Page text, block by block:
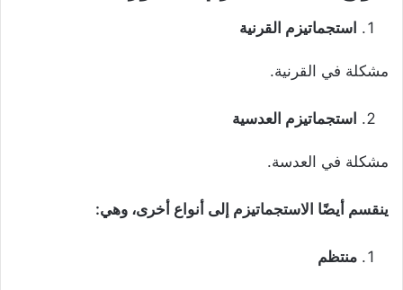
استجماتيزم القرنية
مشكلة في القرنية.
استجماتيزم العدسية
مشكلة في العدسة.
ينقسم أيضًا الاستجماتيزم إلى أنواع أخرى، وهي:
منتظم